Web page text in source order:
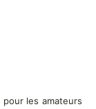
les amateurs